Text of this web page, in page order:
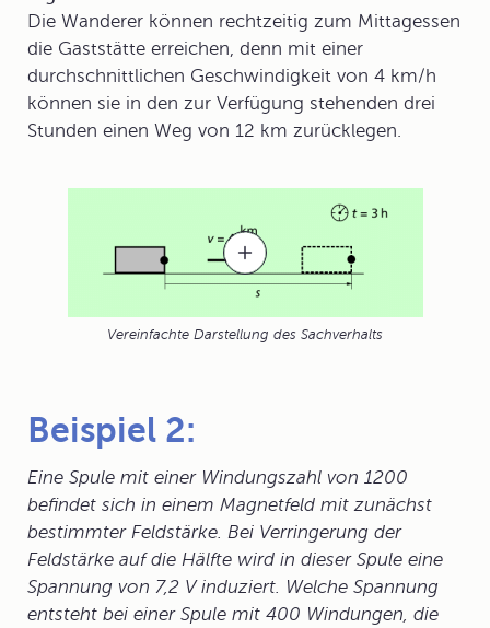
Die Wanderer können rechtzeitig zum Mittagessen
die Gaststätte erreichen, denn mit einer
durchschnittlichen Geschwindigkeit von 4 km/h
können sie in den zur Verfügung stehenden drei
Stunden einen Weg von 12 km zurücklegen.
Vereinfachte Darstellung des Sachverhalts
Beispiel 2:
Eine Spule mit einer Windungszahl von 1200
befindet sich in einem Magnetfeld mit zunächst
bestimmter Feldstärke. Bei Verringerung der
Feldstärke auf die Hälfte wird in dieser Spule eine
Spannung von 7,2 V induziert. Welche Spannung
entsteht bei einer Spule mit 400 Windungen, die